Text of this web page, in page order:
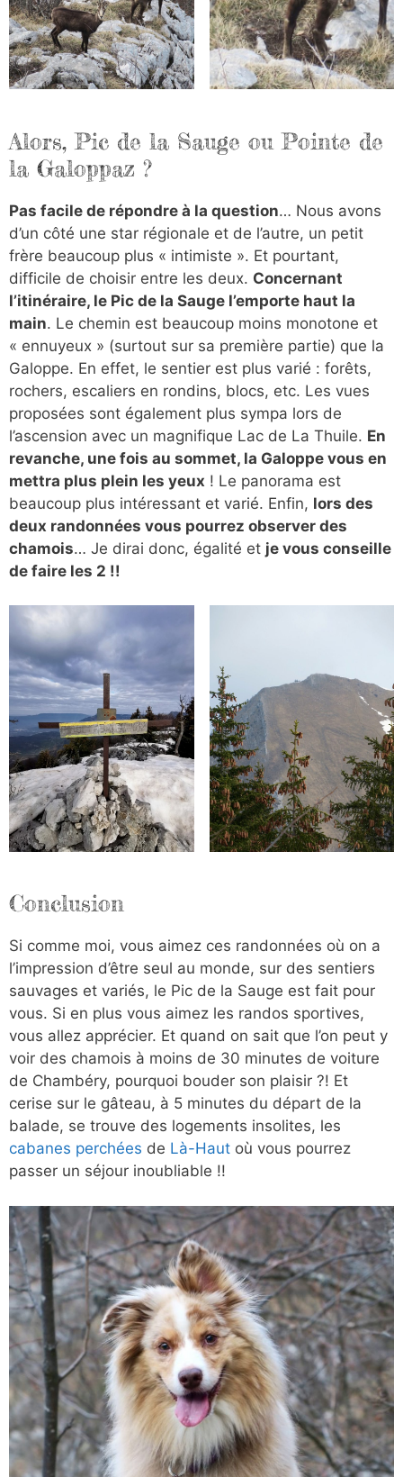
Alors, Pic de la Sauge ou Pointe de
la Galoppaz ?
Pas facile de répondre à la question… Nous avons
d’un côté une star régionale et de l’autre, un petit
frère beaucoup plus « intimiste ». Et pourtant,
difficile de choisir entre les deux. Concernant
l’itinéraire, le Pic de la Sauge l’emporte haut la
main. Le chemin est beaucoup moins monotone et
« ennuyeux » (surtout sur sa première partie) que la
Galoppe. En effet, le sentier est plus varié : forêts,
rochers, escaliers en rondins, blocs, etc. Les vues
proposées sont également plus sympa lors de
l’ascension avec un magnifique Lac de La Thuile. En
revanche, une fois au sommet, la Galoppe vous en
mettra plus plein les yeux ! Le panorama est
beaucoup plus intéressant et varié. Enfin, lors des
deux randonnées vous pourrez observer des
chamois… Je dirai donc, égalité et je vous conseille
de faire les 2 !!
Conclusion
Si comme moi, vous aimez ces randonnées où on a
l’impression d’être seul au monde, sur des sentiers
sauvages et variés, le Pic de la Sauge est fait pour
vous. Si en plus vous aimez les randos sportives,
vous allez apprécier. Et quand on sait que l’on peut y
voir des chamois à moins de 30 minutes de voiture
de Chambéry, pourquoi bouder son plaisir ?! Et
cerise sur le gâteau, à 5 minutes du départ de la
balade, se trouve des logements insolites, les
cabanes perchées de Là-Haut où vous pourrez
passer un séjour inoubliable !!